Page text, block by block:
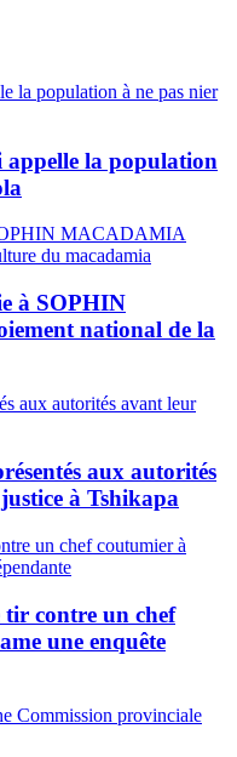
la population
à SOPHIN
national de la
aux autorités
à Tshikapa
tir contre un chef
une enquête